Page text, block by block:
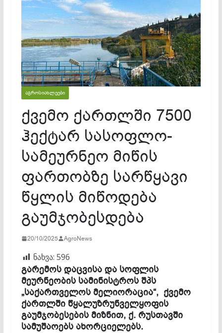
ᲐᲒᲠᲝᲡᲘᲐᲮᲚᲔᲔᲑᲘ
ქვემო ქართლში 7500
ჰექტარ სასოფლო-
სამეურნეო მიწის
ფართობზე სარწყავი
წყლის მიწოდება
გაუმჯობესდება
20/10/2025 AgroNews
ნახვა: 596
გარემოს დაცვისა და სოფლის
მეურნეობის სამინისტროს შპს
„საქართველოს მელიორაცია“, ქვემო
ქართლში წყალუზრუნველყოფის
გაუმჯობესების მიზნით, ქ. რუსთავში
სამუშაოებს ახორციელებს.